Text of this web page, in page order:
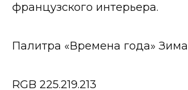
французского интерьера.
Палитра «Времена года» Зима
RGB 225.219.213